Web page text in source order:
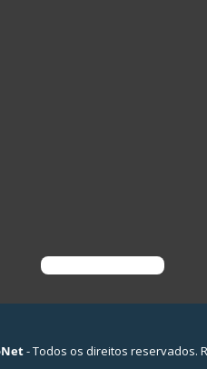
- Todos os direitos reservados.